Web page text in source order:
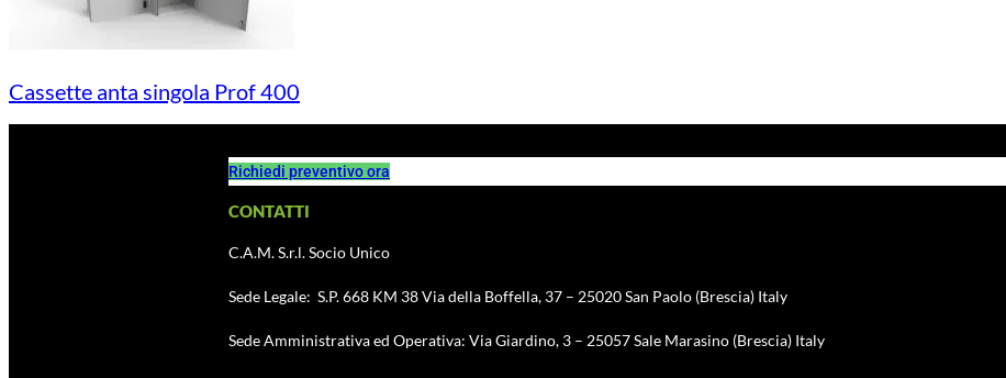
Cassette anta singola Prof 400
Richiedi preventivo ora
CONTATTI
C.A.M. S.r.l. Socio Unico
Sede Legale: S.P. 668 KM 38 Via della Boffella, 37 – 25020 San Paolo (Brescia) Italy
Sede Amministrativa ed Operativa: Via Giardino, 3 – 25057 Sale Marasino (Brescia) Italy